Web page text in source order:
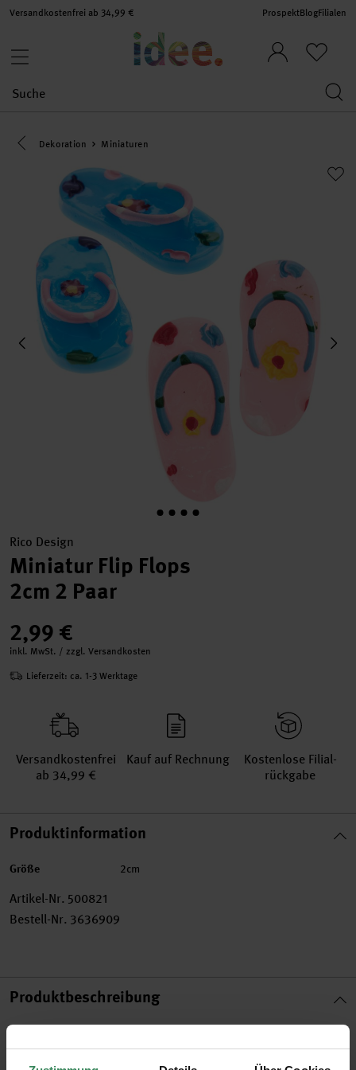
Versandkostenfrei ab 34,99 € ProspektBlogFilialen
Eine Kategorie zurück navigieren
Dekoration Miniaturen
Rico Design
Miniatur Flip Flops
2cm 2 Paar
2,99 €
inkl. MwSt. / zzgl. Versandkosten
Lieferzeit: ca. 1-3 Werktage
Versand­kosten­frei
ab 34,99 €
Kauf auf Rechnung
Kosten­lose Filial­
rückgabe
Produktinformation
Größe 2cm
Artikel-Nr. 500821
Bestell-Nr. 3636909
Produktbeschreibung